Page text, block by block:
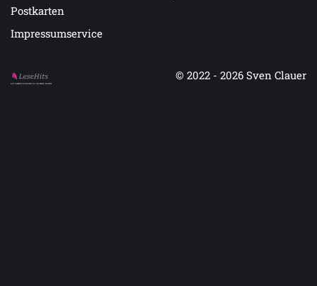
Postkarten
Impressumservice
Auf LeseHits.de findest Du die besten Bücher.
© 2022 - 2026 Sven Clauer